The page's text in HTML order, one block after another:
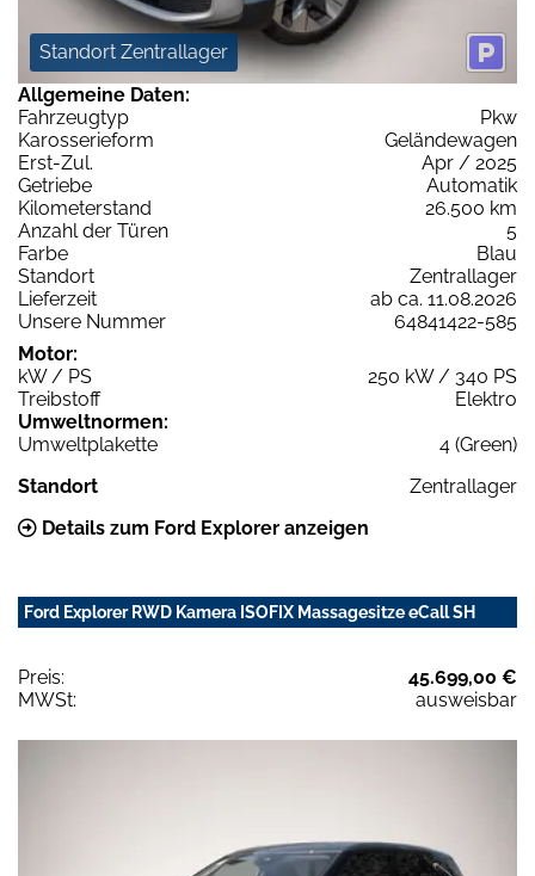
Standort Zentrallager
Allgemeine Daten:
Fahrzeugtyp
Pkw
Karosserieform
Geländewagen
Erst-Zul.
Apr / 2025
Getriebe
Automatik
Kilometerstand
26.500 km
Anzahl der Türen
5
Farbe
Blau
Standort
Zentrallager
Lieferzeit
ab ca. 11.08.2026
Unsere Nummer
64841422-585
Motor:
kW / PS
250 kW / 340 PS
Treibstoff
Elektro
Umweltnormen:
Umweltplakette
4 (Green)
Standort
Zentrallager
Details zum Ford Explorer anzeigen
Ford Explorer RWD Kamera ISOFIX Massagesitze eCall SH
Preis:
45.699,00 €
MWSt:
ausweisbar